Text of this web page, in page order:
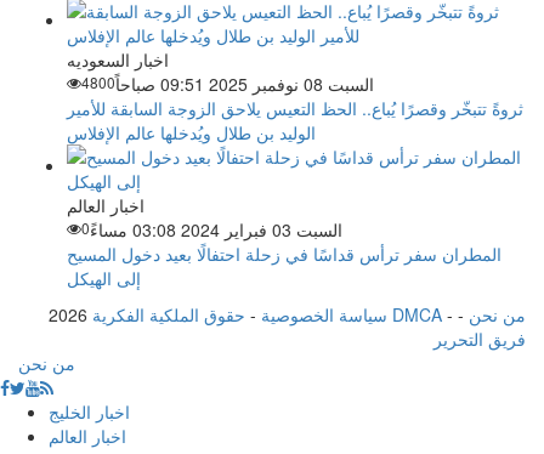
اخبار السعوديه
السبت 08 نوفمبر 2025 09:51 صباحاً
4800
ثروةً تتبخّر وقصرًا يُباع.. الحظ التعيس يلاحق الزوجة السابقة للأمير
الوليد بن طلال ويُدخلها عالم الإفلاس
اخبار العالم
السبت 03 فبراير 2024 03:08 مساءً
0
المطران سفر ترأس قداسًا في زحلة احتفالًا بعيد دخول المسيح
إلى الهيكل
2026
سياسة الخصوصية - حقوق الملكية الفكرية DMCA - من نحن -
فريق التحرير
من نحن
اخبار الخليج
اخبار العالم